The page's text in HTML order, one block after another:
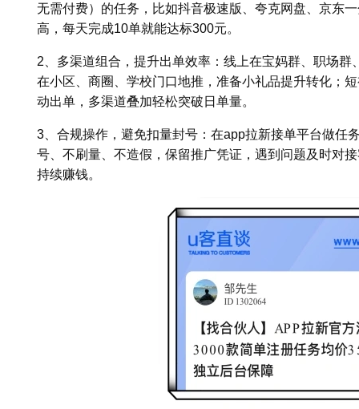
无需付费）的任务，比如抖音极速版、夸克网盘、京东
高，每天完成10单就能达标300元。
2、多渠道组合，提升出单效率：线上在宝妈群、职场
在小区、商圈、学校门口地推，准备小礼品提升转化；
动出单，多渠道叠加轻松突破日单量。
3、合规操作，避免扣量封号：在app拉新接单平台做任
号、不刷量、不造假，保留推广凭证，遇到问题及时对
持续赚钱。